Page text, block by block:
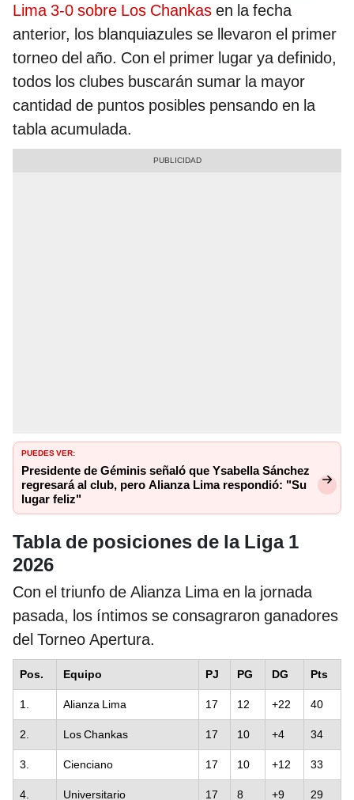
Lima 3-0 sobre Los Chankas en la fecha
anterior, los blanquiazules se llevaron el primer
torneo del año. Con el primer lugar ya definido,
todos los clubes buscarán sumar la mayor
cantidad de puntos posibles pensando en la
tabla acumulada.
PUEDES VER:
Presidente de Géminis señaló que Ysabella Sánchez
regresará al club, pero Alianza Lima respondió: "Su
lugar feliz"
Tabla de posiciones de la Liga 1
2026
Con el triunfo de Alianza Lima en la jornada
pasada, los íntimos se consagraron ganadores
del Torneo Apertura.
Pos. Equipo PJ PG DG Pts
1. Alianza Lima 17 12 +22 40
2. Los Chankas 17 10 +4 34
3. Cienciano 17 10 +12 33
4. Universitario 17 8 +9 29